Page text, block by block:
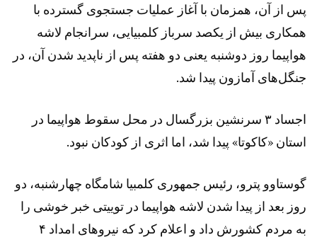
پس از آن، همزمان با آغاز عملیات جستجوی گسترده با
همکاری بیش از یکصد سرباز کلمبیایی، سرانجام لاشه
هواپیما روز دوشنبه یعنی دو هفته پس از ناپدید شدن آن، در
جنگل‌های آمازون پیدا شد.
اجساد ۳ سرنشین بزرگسال در محل سقوط هواپیما در
استان «کاکوتا» پیدا شد، اما اثری از کودکان نبود.
گوستاوو پترو، رئیس جمهوری کلمبیا شامگاه چهارشنبه، دو
روز بعد از پیدا شدن لاشه هواپیما در توییتی خبر خوشی را
به مردم کشورش داد و اعلام کرد که نیروهای امداد ۴